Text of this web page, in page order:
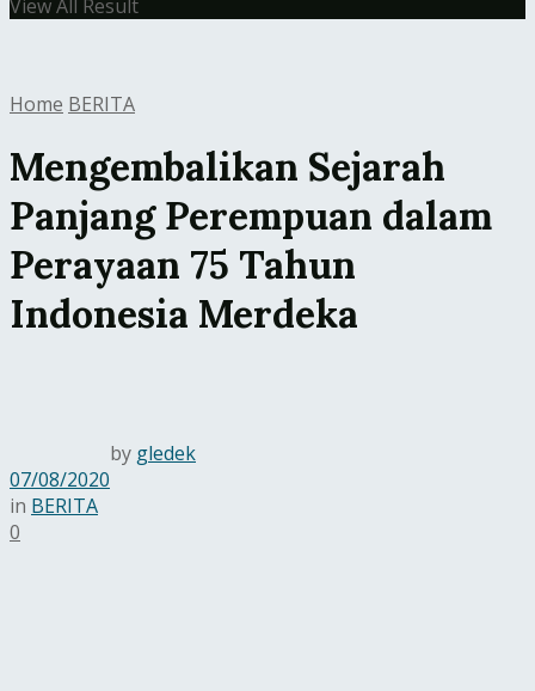
View All Result
Home BERITA
Mengembalikan Sejarah
Panjang Perempuan dalam
Perayaan 75 Tahun
Indonesia Merdeka
by gledek
07/08/2020
in BERITA
0